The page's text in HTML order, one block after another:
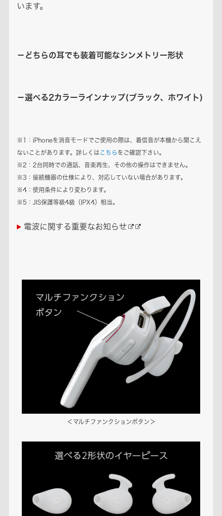
います。
－どちらの耳でも装着可能なシンメトリー形状
－選べる2カラーラインナップ(ブラック、ホワイト)
※1：iPhoneを消音モードでご使用の際は、着信音が本機から聞こえ
ないことがあります。詳しくは こちら をご確認下さい。
※2：2台同時での通話、音楽再生、その他の操作はできません。
※3：接続機器の仕様により、対応していない場合があります。
※4：使用条件により変わります。
※5：JIS保護等級4級（IPX4）相当。
電波に関する重要なお知らせ
＜マルチファンクションボタン＞